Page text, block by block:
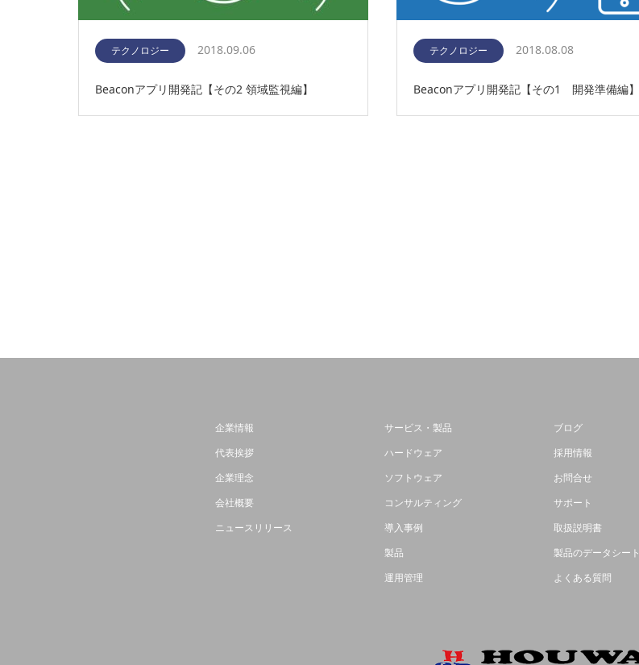
テクノロジー 2018.09.06
Beaconアプリ開発記【その2 領域監視編】
テクノロジー 2018.08.08
Beaconアプリ開発記【その1 開発準備編】
企業情報
代表挨拶
企業理念
会社概要
ニュースリリース
サービス・製品
ハードウェア
ソフトウェア
コンサルティング
導入事例
製品
運用管理
ブログ
採用情報
お問合せ
サポート
取扱説明書
製品のデータシート
よくある質問